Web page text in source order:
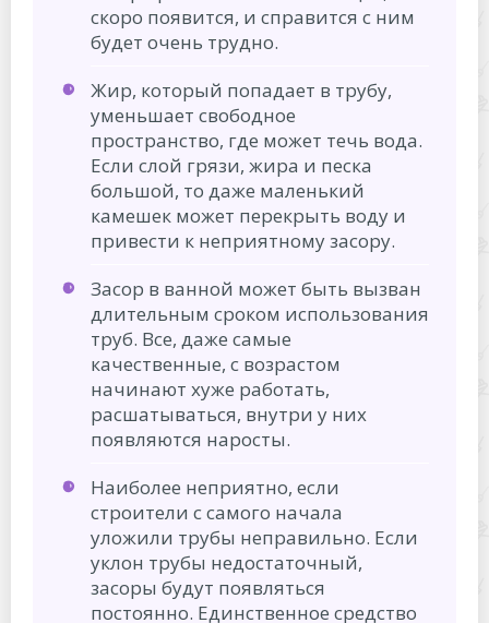
скоро появится, и справится с ним
будет очень трудно.
Жир, который попадает в трубу,
уменьшает свободное
пространство, где может течь вода.
Если слой грязи, жира и песка
большой, то даже маленький
камешек может перекрыть воду и
привести к неприятному засору.
Засор в ванной может быть вызван
длительным сроком использования
труб. Все, даже самые
качественные, с возрастом
начинают хуже работать,
расшатываться, внутри у них
появляются наросты.
Наиболее неприятно, если
строители с самого начала
уложили трубы неправильно. Если
уклон трубы недостаточный,
засоры будут появляться
постоянно. Единственное средство